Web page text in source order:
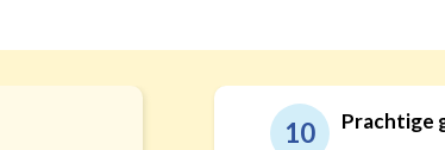
10 Prachtige